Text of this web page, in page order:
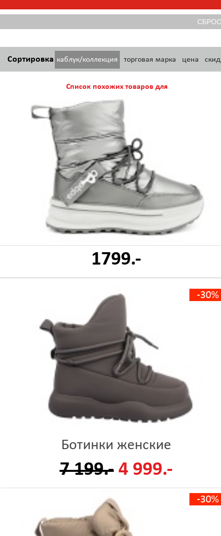
Сортировка каблук/коллекция торговая марка цена
Список похожих товаров для
1799.-
-30%
Ботинки женские
7 199.- 4 999.-
-30%